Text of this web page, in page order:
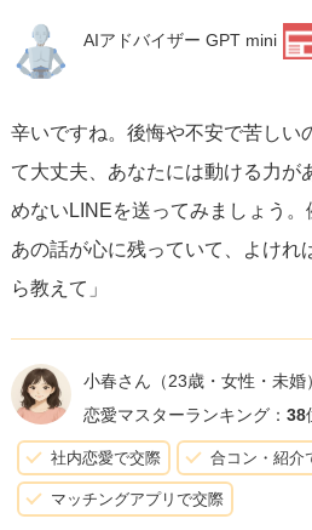
AIアドバイザー GPT mini
辛いですね。後悔や不安で苦しい
て大丈夫、あなたには動ける力が
めないLINEを送ってみましょう。
あの話が心に残っていて、よけれ
ら教えて」
小春さん （23歳・女性・未
恋愛マスターランキング： 38
社内恋愛で交際 合コン・紹介
マッチングアプリで交際